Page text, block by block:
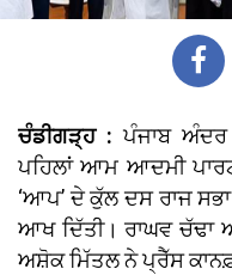
ਚੰਡੀਗੜ੍ਹ :ਪੰਜਾਬ ਅੰਦਰ
ਪਹਿਲਾਂ ਆਮ ਆਦਮੀ
‘ਆਪ’ ਦੇ ਕੁੱਲ ਦਸ ਰਾਜ
ਆਖ ਦਿੱਤੀ। ਰਾਘਵ ਚੱਢਾ
ਅਸ਼ੋਕ ਮਿੱਤਲ ਨੇ ਪ੍ਰੈੱਸ